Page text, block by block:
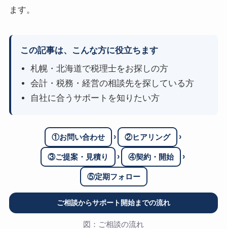
ます。
この記事は、こんな方に役立ちます
札幌・北海道で税理士をお探しの方
会計・税務・経営の相談先を探している方
自社に合うサポートを知りたい方
①お問い合わせ › ②ヒアリング ›
③ご提案・見積り › ④契約・開始 ›
⑤定期フォロー
ご相談からサポート開始までの流れ
図：ご相談の流れ